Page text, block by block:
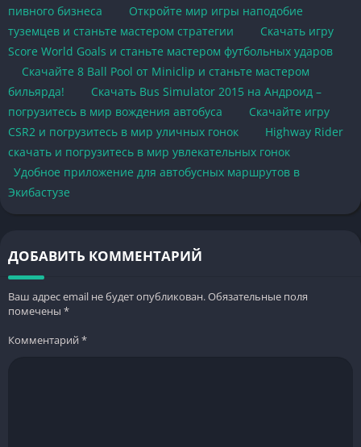
пивного бизнеса
Откройте мир игры наподобие
туземцев и станьте мастером стратегии
Скачать игру
Score World Goals и станьте мастером футбольных ударов
Скачайте 8 Ball Pool от Miniclip и станьте мастером
бильярда!
Скачать Bus Simulator 2015 на Андроид –
погрузитесь в мир вождения автобуса
Скачайте игру
CSR2 и погрузитесь в мир уличных гонок
Highway Rider
скачать и погрузитесь в мир увлекательных гонок
Удобное приложение для автобусных маршрутов в
Экибастузе
ДОБАВИТЬ КОММЕНТАРИЙ
Ваш адрес email не будет опубликован.Обязательные поля
помечены *
Комментарий*